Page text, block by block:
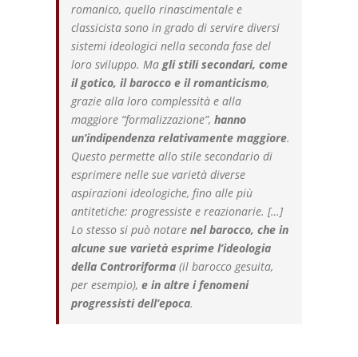
romanico, quello rinascimentale e
classicista sono in grado di servire diversi
sistemi ideologici nella seconda fase del
loro sviluppo. Ma gli stili secondari, come
il gotico, il barocco e il romanticismo,
grazie alla loro complessità e alla
maggiore “formalizzazione”, hanno
un’indipendenza relativamente maggiore.
Questo permette allo stile secondario di
esprimere nelle sue varietà diverse
aspirazioni ideologiche, fino alle più
antitetiche: progressiste e reazionarie. […]
Lo stesso si può notare nel barocco, che in
alcune sue varietà esprime l’ideologia
della Controriforma (il barocco gesuita,
per esempio), e in altre i fenomeni
progressisti dell’epoca.